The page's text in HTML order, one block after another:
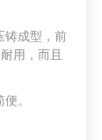
铸成型，前
用，而且
。